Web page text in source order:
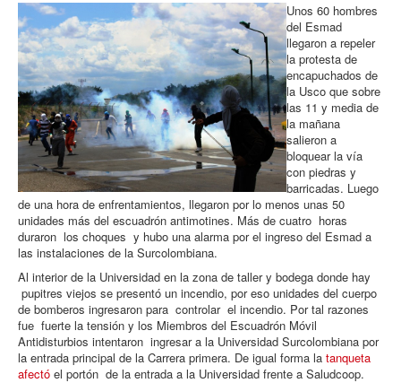
Región
Multimedia
La Agenda
Unos 60 hombres
del Esmad
llegaron a repeler
la protesta de
encapuchados de
la Usco que sobre
las 11 y media de
la mañana
salieron a
bloquear la vía
con piedras y
barricadas. Luego
de una hora de enfrentamientos, llegaron por lo menos unas 50
unidades más del escuadrón antimotines. Más de cuatro horas
duraron los choques y hubo una alarma por el ingreso del Esmad a
las instalaciones de la Surcolombiana.
Al interior de la Universidad en la zona de taller y bodega donde hay
pupitres viejos se presentó un incendio, por eso unidades del cuerpo
de bomberos ingresaron para controlar el incendio. Por tal razones
fue fuerte la tensión y los Miembros del Escuadrón Móvil
Antidisturbios intentaron ingresar a la Universidad Surcolombiana por
la entrada principal de la Carrera primera. De igual forma la tanqueta
afectó el portón de la entrada a la Universidad frente a Saludcoop.